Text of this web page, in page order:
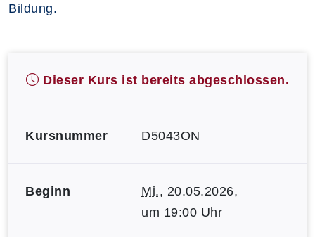
Bildung.
Dieser Kurs ist bereits abgeschlossen.
Kursnummer D5043ON
Beginn Mi., 20.05.2026,
um 19:00 Uhr